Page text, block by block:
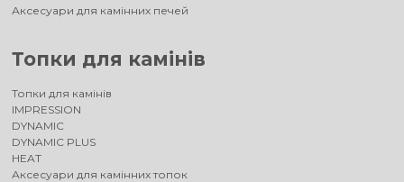
Аксесуари для камінних печей
Топки для камінів
Топки для камінів
IMPRESSION
DYNAMIC
DYNAMIC PLUS
HEAT
Аксесуари для камінних топок